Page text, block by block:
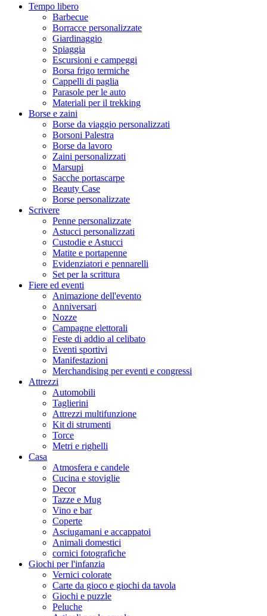
Tempo libero
Barbecue
Borracce personalizzate
Giardinaggio
Spiaggia
Escursioni e campeggi
Borsa frigo termiche
Cappelli di paglia
Parasole per le auto
Materiali per il trekking
Borse e zaini
Borse da viaggio personalizzati
Borsoni Palestra
Borse da lavoro
Zaini personalizzati
Marsupi
Sacche portascarpe
Beauty Case
Borse personalizzate
Scrivere
Penne personalizzate
Astucci personalizzati
Custodie e Astucci
Matite e portapenne
Evidenziatori e pennarelli
Set per la scrittura
Fiere ed eventi
Animazione dell'evento
Anniversari
Nozze
Campagne elettorali
Feste di addio al celibato
Eventi sportivi
Manifestazioni
Merchandising per eventi e congressi
Attrezzi
Automobili
Taglierini
Attrezzi multifunzione
Kit di strumenti
Torce
Metri e righelli
Casa
Atmosfera e candele
Cucina e stoviglie
Decor
Tazze e Mug
Vino e bar
Coperte
Asciugamani e accappatoi
Animali domestici
cornici fotografiche
Giochi per l'infanzia
Vernici colorate
Carte da gioco e giochi da tavola
Giochi e puzzle
Peluche